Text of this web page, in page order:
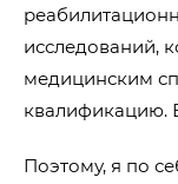
исследований,
медицинским
квалификацию.
Поэтому, я по